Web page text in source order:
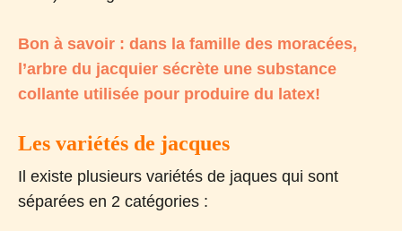
Bon à savoir : dans la famille des moracées,
l’arbre du jacquier sécrète une substance
collante utilisée pour produire du latex!
Les variétés de jacques
Il existe plusieurs variétés de jaques qui sont
séparées en 2 catégories :